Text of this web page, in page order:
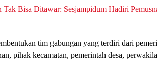
Tak Bisa Ditawar: Sesjampidum Hadiri
tim gabungan yang terdiri dari
pihak kecamatan, pemerintah desa,